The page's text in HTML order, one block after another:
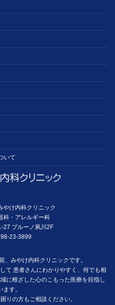
いて
け内科クリニック
科・アレルギー科
27 ブルーノ夙川2F
23-3899
、みやけ内科クリニックです。
て 患者さんにわかりやすく、何でも相
に根ざした心のこもった医療を目指し
ます。
りの方もご相談ください。